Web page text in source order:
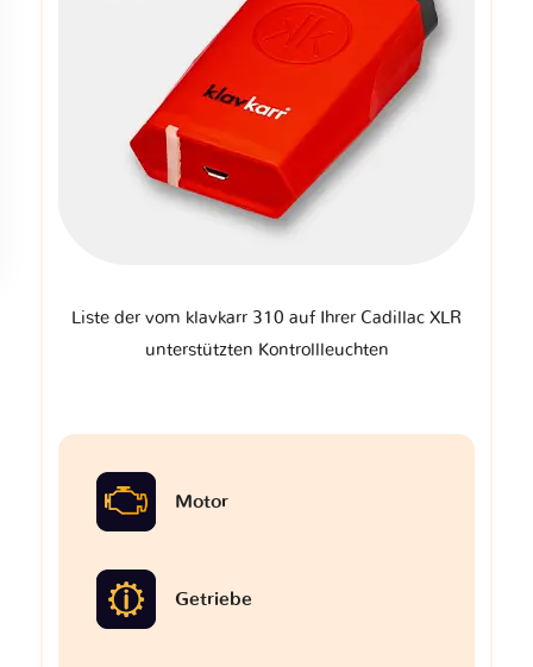
Liste der vom klavkarr 310 auf Ihrer Cadillac XLR
unterstützten Kontrollleuchten
Motor
Getriebe